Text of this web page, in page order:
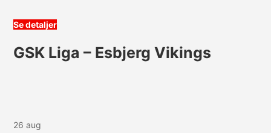
Se detaljer
GSK Liga – Esbjerg Vikings
26 aug